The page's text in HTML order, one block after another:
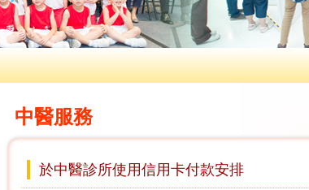
中醫服務
於中醫診所使用信用卡付款安排